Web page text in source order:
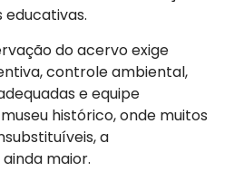
educativas.
do acervo exige
controle ambiental,
e equipe
histórico, onde muitos
a
maior.